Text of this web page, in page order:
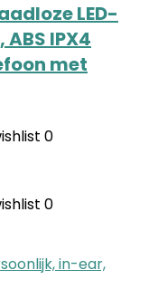
LED-
IPX4
met
0
0